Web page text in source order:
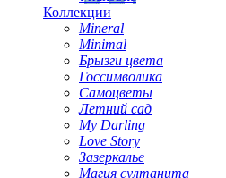
Коллекции
Mineral
Minimal
Брызги цвета
Госсимволика
Самоцветы
Летний сад
My Darling
Love Story
Зазеркалье
Магия султанита